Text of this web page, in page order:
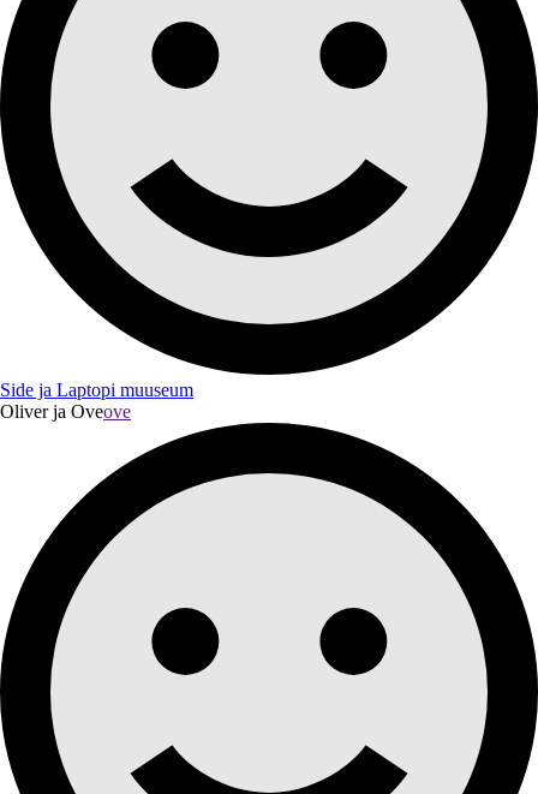
Side ja Laptopi muuseum
Oliver ja Oveove